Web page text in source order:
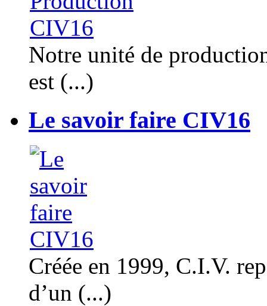
Notre unité de
est (...)
Le savoir faire CIV16
Créée en 1999, C.I.V.
d’un (...)